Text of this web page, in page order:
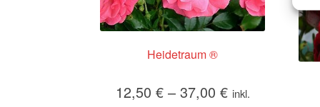
Heidetraum ®
12,50 €– 37,00 € inkl.